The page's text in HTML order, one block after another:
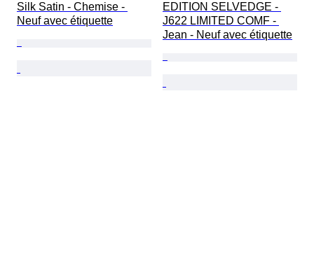
Silk Satin - Chemise -
Neuf avec étiquette
EDITION SELVEDGE -
J622 LIMITED COMF -
Jean - Neuf avec étiquette